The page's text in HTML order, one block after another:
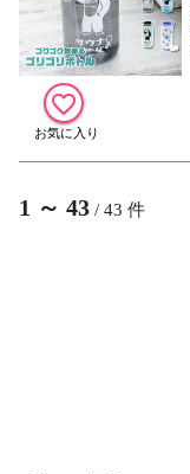
1 ～ 43 / 43 件